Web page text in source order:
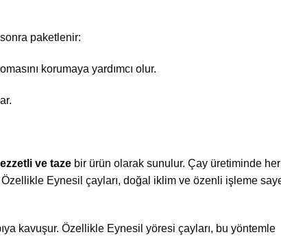
paketlenir:
korumaya yardımcı olur.
ve taze bir ürün olarak sunulur. Çay üretiminde her
Eynesil çayları, doğal iklim ve özenli işleme
kavuşur. Özellikle Eynesil yöresi çayları, bu yöntemle